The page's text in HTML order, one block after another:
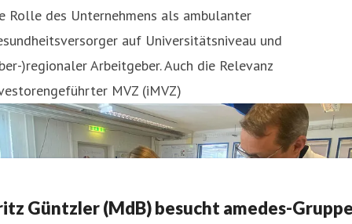
Rolle des Unternehmens als ambulanter
auf Universitätsniveau und
)regionaler Arbeitgeber. Auch die Relevanz
MVZ (iMVZ)
Güntzler (MdB) besucht amedes-